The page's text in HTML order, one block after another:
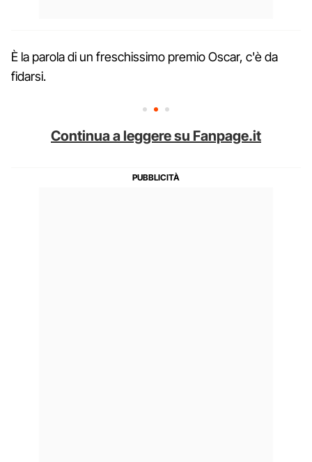
È la parola di un freschissimo premio Oscar, c'è da
fidarsi.
Continua a leggere su Fanpage.it